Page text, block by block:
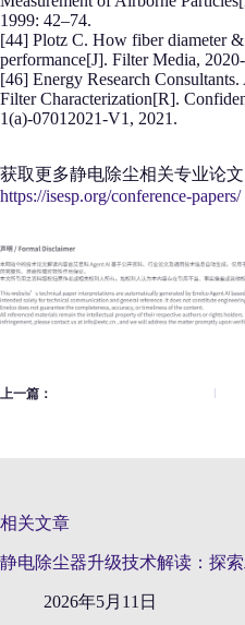
1999: 42–74.
[44] Plotz C. How fiber diameter
performance[J]. Filter Media,
[46] Energy Research
Filter Characterization[R].
1(a)-07012021-V1, 2021.
获取更多静电除尘相关专业论
https://isesp.org/conference-papers/
上一篇：
相关文章
静电除尘器升级技术解读：探
2026年5月11日